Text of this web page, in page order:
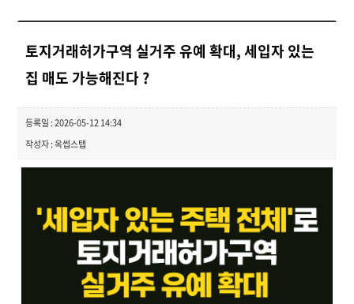
토지거래허가구역 실거주 유예 확대, 세입자 있는
집 매도 가능해진다 ?
등록일 : 2026-05-12 14:34
작성자 : 옥썹스탭